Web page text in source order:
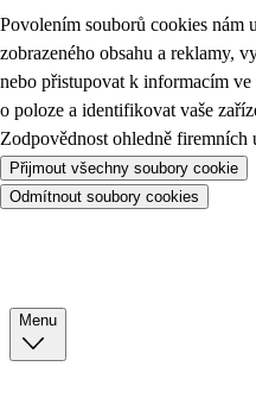
Povolením souborů cookies nám
zobrazeného obsahu a reklamy,
nebo přistupovat k informacím ve
o poloze a identifikovat vaše
Zodpovědnost ohledně firemních
Přijmout všechny soubory cookie
Odmítnout soubory cookies
Menu